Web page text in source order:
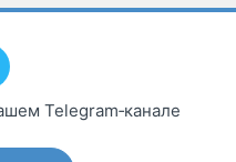
Telegram‑канале